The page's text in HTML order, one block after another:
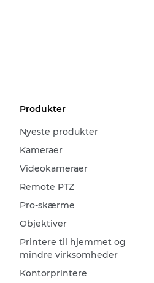
Produkter
Nyeste produkter
Kameraer
Videokameraer
Remote PTZ
Pro-skærme
Objektiver
Printere til hjemmet og
mindre virksomheder
Kontorprintere